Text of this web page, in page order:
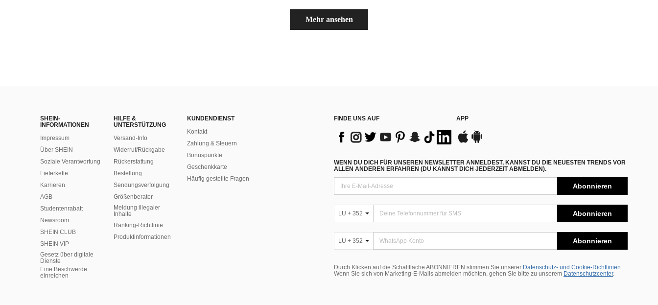
Mehr ansehen
SHEIN-
INFORMATIONEN
Impressum
Über SHEIN
Soziale Verantwortung
Lieferkette
Karrieren
AGB
Studentenrabatt
Newsroom
SHEIN CLUB
SHEIN VIP
Gesetz über digitale
Dienste
Eine Beschwerde
einreichen
HILFE &
UNTERSTÜTZUNG
Versand-Info
Widerruf/Rückgabe
Rückerstattung
Bestellung
Sendungsverfolgung
Größenberater
Meldung illegaler
Inhalte
Ranking-Richtlinie
​Produktinformationen
KUNDENDIENST
Kontakt
Zahlung & Steuern
Bonuspunkte
Geschenkkarte
Häufig gestellte Fragen
FINDE UNS AUF APP
WENN DU DICH FÜR UNSEREN NEWSLETTER ANMELDEST, KANNST DU DIE NEUESTEN TRENDS VOR
ALLEN ANDEREN ERFAHREN (DU KANNST DICH JEDERZEIT ABMELDEN).
Abonnieren
LU + 352 Abonnieren
LU + 352 Abonnieren
Durch Klicken auf die Schaltfläche ABONNIEREN stimmen Sie unserer Datenschutz- und Cookie-Richtlinien
Wenn Sie sich von Marketing-E-Mails abmelden möchten, gehen Sie bitte zu unserem Datenschutzcenter.